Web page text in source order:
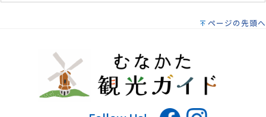
ページの先頭へ